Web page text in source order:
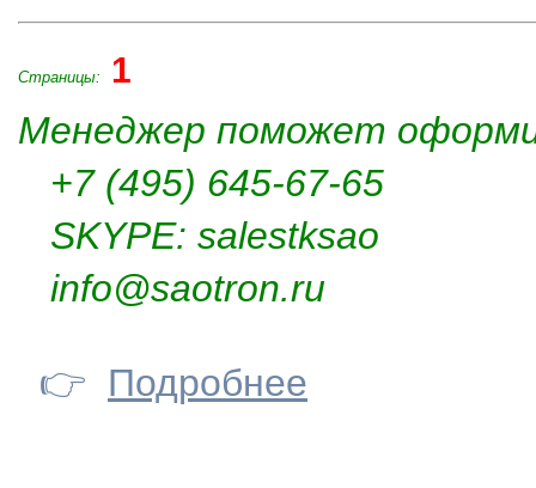
Страницы: 1
Менеджер поможет
+7 (495) 645-67-65
SKYPE: salestksao
info@saotron.ru
👉 Подробнее